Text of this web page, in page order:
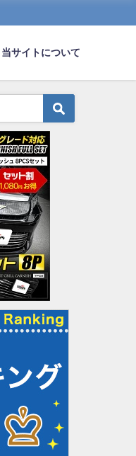
当サイトについて
なんか最近車SUVばっかや
ｗｗｗｗｗｗｗ
2022-06-20